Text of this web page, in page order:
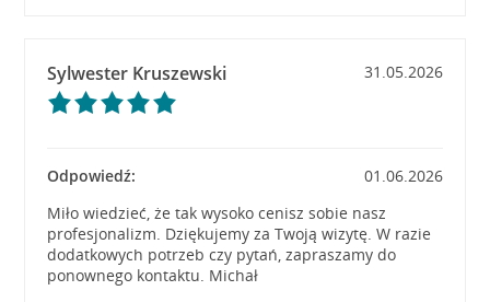
Sylwester Kruszewski 31.05.2026
Odpowiedź:
01.06.2026
Miło wiedzieć, że tak wysoko cenisz sobie nasz
profesjonalizm. Dziękujemy za Twoją wizytę. W razie
dodatkowych potrzeb czy pytań, zapraszamy do
ponownego kontaktu. Michał